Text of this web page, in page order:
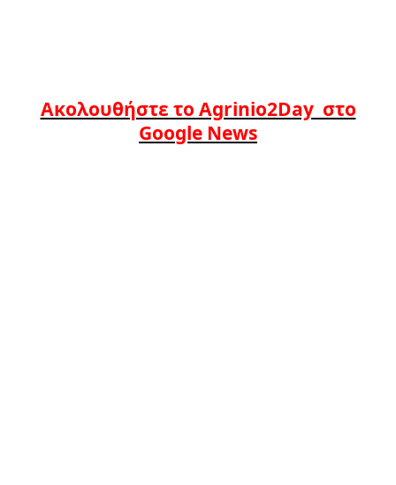
Ακολουθήστε το Agrinio2Day στο
Google News